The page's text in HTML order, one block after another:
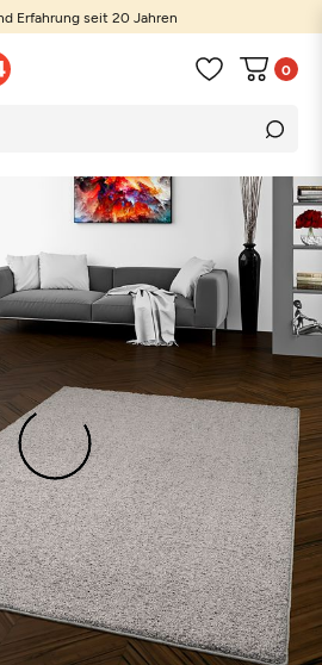
Erfahrung seit 20 Jahren
0